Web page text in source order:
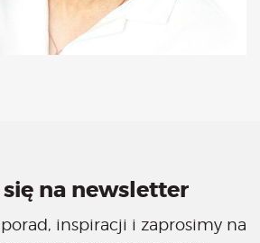
na newsletter
inspiracji i zaprosimy na